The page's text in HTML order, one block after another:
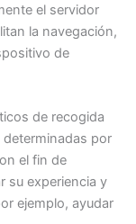
el servidor
la navegación,
de
de recogida
por
el fin de
su experiencia y
ejemplo, ayudar